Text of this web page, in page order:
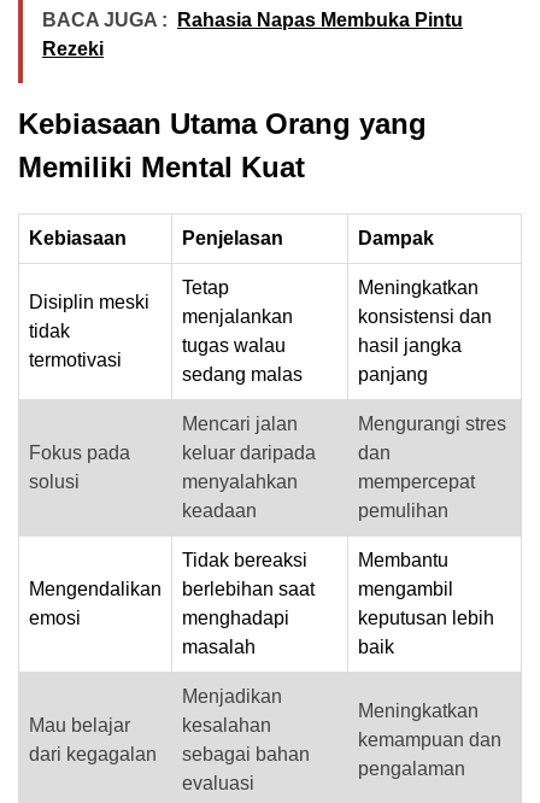
BACA JUGA :
Rahasia Napas Membuka Pintu
Rezeki
Kebiasaan Utama Orang yang
Memiliki Mental Kuat
Kebiasaan Penjelasan Dampak
Disiplin meski
tidak
termotivasi
Tetap
menjalankan
tugas walau
sedang malas
Meningkatkan
konsistensi dan
hasil jangka
panjang
Fokus pada
solusi
Mencari jalan
keluar daripada
menyalahkan
keadaan
Mengurangi stres
dan
mempercepat
pemulihan
Mengendalikan
emosi
Tidak bereaksi
berlebihan saat
menghadapi
masalah
Membantu
mengambil
keputusan lebih
baik
Mau belajar
dari kegagalan
Menjadikan
kesalahan
sebagai bahan
evaluasi
Meningkatkan
kemampuan dan
pengalaman